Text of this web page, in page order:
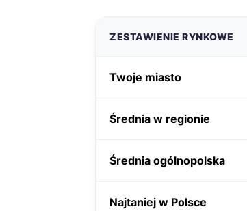
ZESTAWIENIE RYNKOWE
Twoje miasto
Średnia w regionie
Średnia ogólnopolska
Najtaniej w Polsce